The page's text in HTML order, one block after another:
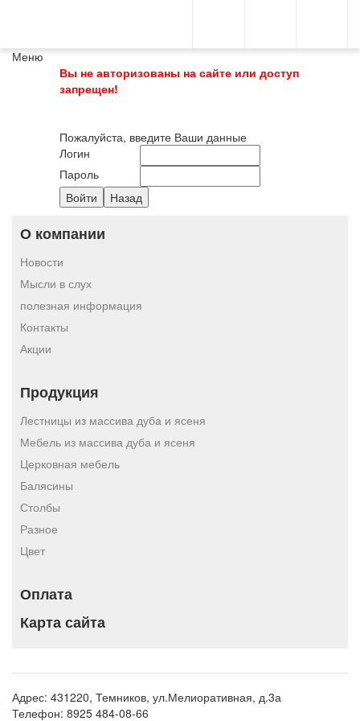
Меню
Вы не авторизованы на сайте или доступ
запрещен!
Пожалуйста, введите Ваши данные
Логин
Пароль
О компании
Новости
Мысли в слух
полезная информация
Контакты
Акции
Продукция
Лестницы из массива дуба и ясеня
Мебель из массива дуба и ясеня
Церковная мебель
Балясины
Столбы
Разное
Цвет
Оплата
Карта сайта
Адрес: 431220, Темников, ул.Мелиоративная, д.3а
Телефон: 8925 484-08-66